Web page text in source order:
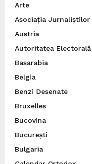
Arte
Asociația
Austria
Autoritatea
Basarabia
Belgia
Benzi Desenate
Bruxelles
Bucovina
București
Bulgaria